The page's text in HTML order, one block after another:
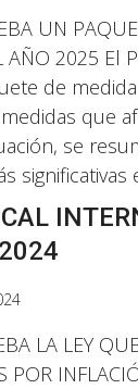
UN
AÑO 2025 El
de
que
se
significativas
LA LEY
POR